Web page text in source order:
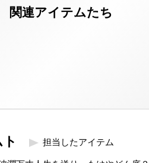
担当したアイテム